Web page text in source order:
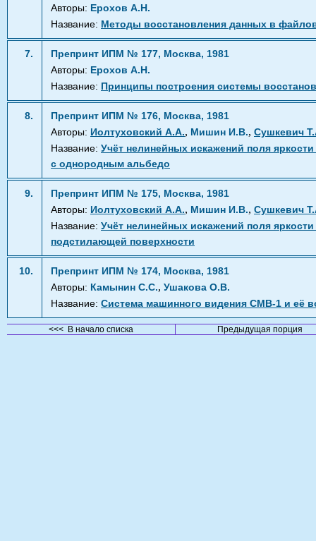
Авторы: Ерохов А.Н.
Название: Методы восстановления данных в
7.
Препринт ИПМ № 177, Москва, 1981
Авторы: Ерохов А.Н.
Название: Принципы построения системы
8.
Препринт ИПМ № 176, Москва, 1981
Авторы: Иолтуховский А.А., Мишин И.В., Сушкевич
Название: Учёт нелинейных искажений поля
с однородным альбедо
9.
Препринт ИПМ № 175, Москва, 1981
Авторы: Иолтуховский А.А., Мишин И.В., Сушкевич
Название: Учёт нелинейных искажений поля
подстилающей поверхности
10.
Препринт ИПМ № 174, Москва, 1981
Авторы: Камынин С.С., Ушакова О.В.
Название: Система машинного видения СМВ-1 и её
<<< В начало списка Предыдущая порция